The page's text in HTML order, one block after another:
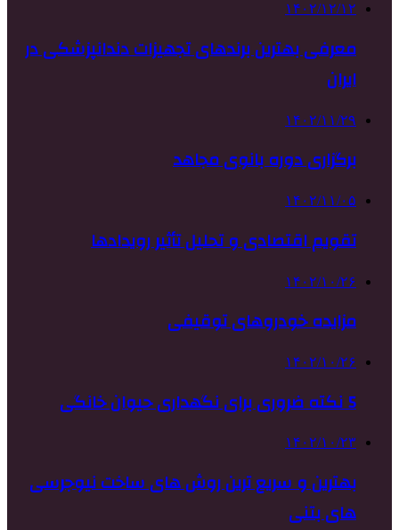
۱۴۰۲/۱۲/۱۲
معرفی بهترین برندهای تجهیزات دندانپزشکی در
ایران
۱۴۰۲/۱۱/۲۹
برگزاری دوره بانوی مجاهد
۱۴۰۲/۱۱/۰۵
تقویم اقتصادی و تحلیل تأثیر رویدادها
۱۴۰۲/۱۰/۲۶
مزایده خودروهای توقیفی
۱۴۰۲/۱۰/۲۶
5 نکته ضروری برای نگهداری حیوان خانگی
۱۴۰۲/۱۰/۲۳
بهترین و سریع ترین روش های ساخت نیوجرسی
های بتنی